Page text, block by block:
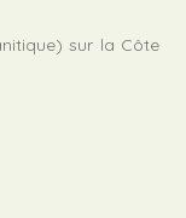
sur la Côte